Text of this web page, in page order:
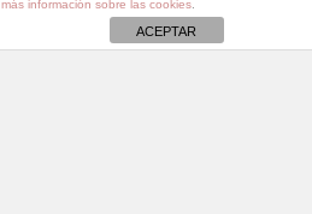
más información sobre las cookies
ACEPTAR